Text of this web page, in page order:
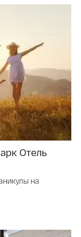
Отель
на